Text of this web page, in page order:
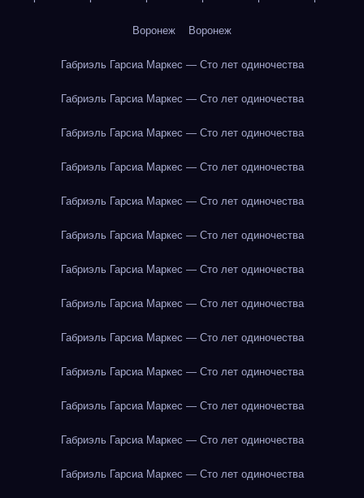
Воронеж Воронеж
Габриэль Гарсиа Маркес — Сто лет одиночества
Габриэль Гарсиа Маркес — Сто лет одиночества
Габриэль Гарсиа Маркес — Сто лет одиночества
Габриэль Гарсиа Маркес — Сто лет одиночества
Габриэль Гарсиа Маркес — Сто лет одиночества
Габриэль Гарсиа Маркес — Сто лет одиночества
Габриэль Гарсиа Маркес — Сто лет одиночества
Габриэль Гарсиа Маркес — Сто лет одиночества
Габриэль Гарсиа Маркес — Сто лет одиночества
Габриэль Гарсиа Маркес — Сто лет одиночества
Габриэль Гарсиа Маркес — Сто лет одиночества
Габриэль Гарсиа Маркес — Сто лет одиночества
Габриэль Гарсиа Маркес — Сто лет одиночества